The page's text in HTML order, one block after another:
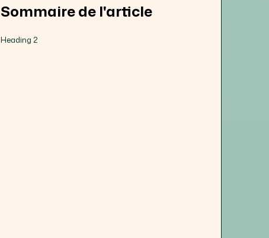
Sommaire de l'article
Heading 2